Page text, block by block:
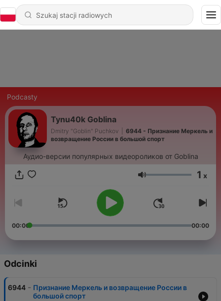
Podcasty
Tynu40k Goblina
Dmitry "Goblin" Puchkov
6944 - Признание Меркель и
возвращение России в большой спорт
Аудио-версии популярных видеороликов от Goblina
Głośność 1 x
00:00 00:00
Odcinki
6944 - Признание Меркель и возвращение России в
большой спорт